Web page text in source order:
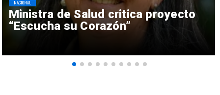
Ministra de Salud critica proyecto
“Escucha su Corazón”
NACIONAL